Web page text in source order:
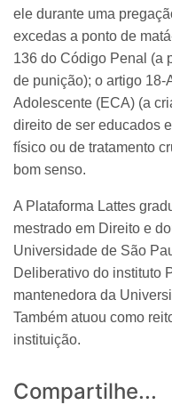
ele durante uma
excedas a ponto de
136 do Código Penal (a
de punição); o artigo 18-
Adolescente (ECA) (a
direito de ser educados
físico ou de tratamento
bom senso.
A Plataforma Lattes
mestrado em Direito e
Universidade de São
Deliberativo do instituto
mantenedora da
Também atuou como
instituição.
Compartilhe...